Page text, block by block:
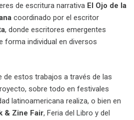
de escritura narrativa El Ojo de la
coordinado por el escritor
, donde escritores emergentes
forma individual en diversos
estos trabajos a través de las
sobre todo en festivales
latinoamericana realiza, o bien en
& Zine Fair, Feria del Libro y del